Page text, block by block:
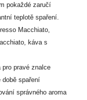
pokaždé zaručí
teplotě spaření.
Macchiato,
káva s
pravé znalce
spaření
správného aroma